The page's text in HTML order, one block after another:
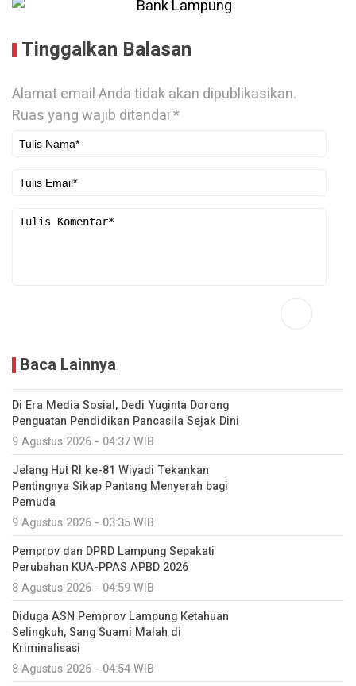
Tinggalkan Balasan
Alamat email Anda tidak akan dipublikasikan.
Ruas yang wajib ditandai*
Baca Lainnya
Di Era Media Sosial, Dedi Yuginta Dorong
Penguatan Pendidikan Pancasila Sejak Dini
9 Agustus 2026 - 04:37 WIB
Jelang Hut RI ke-81 Wiyadi Tekankan
Pentingnya Sikap Pantang Menyerah bagi
Pemuda
9 Agustus 2026 - 03:35 WIB
Pemprov dan DPRD Lampung Sepakati
Perubahan KUA-PPAS APBD 2026
8 Agustus 2026 - 04:59 WIB
Diduga ASN Pemprov Lampung Ketahuan
Selingkuh, Sang Suami Malah di
Kriminalisasi
8 Agustus 2026 - 04:54 WIB